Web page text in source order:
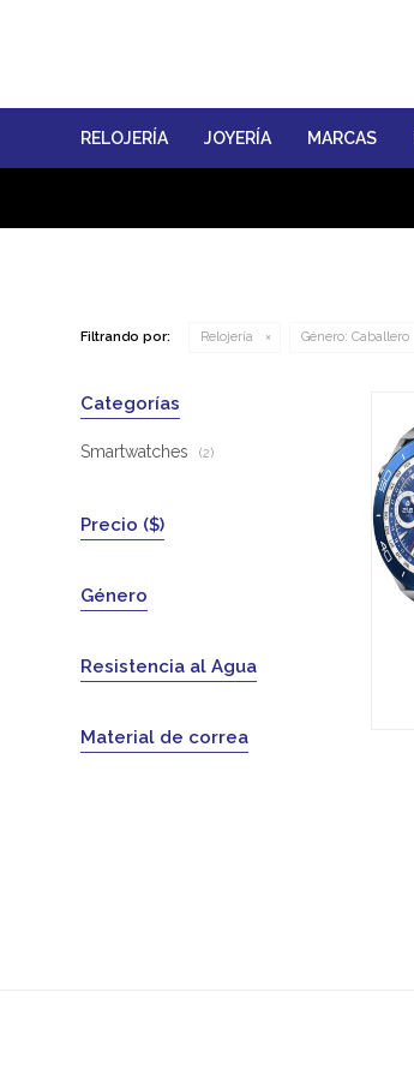
RELOJERÍA JOYERÍA MARCAS
Filtrando por: Relojería Género: Caballero
Categorías
Smartwatches (2)
Precio ($)
Género
Resistencia al Agua
Material de correa